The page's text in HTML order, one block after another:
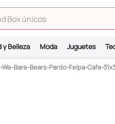
únicos
y Belleza Moda Juguetes
Bare-Bears-Pardo-Felpa-Cafe-